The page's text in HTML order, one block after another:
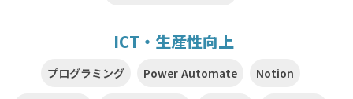
ICT・生産性向上
プログラミング Power Automate Notion